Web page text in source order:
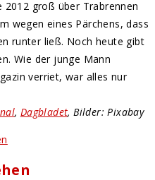
2012 groß über Trabrennen
wegen eines Pärchens, dass
runter ließ. Noch heute gibt
Wie der junge Mann
verriet, war alles nur
, Dagbladet, Bilder: Pixabay